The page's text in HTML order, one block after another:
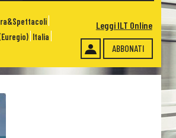
Italia
ABBONATI
Leggi ILT Online